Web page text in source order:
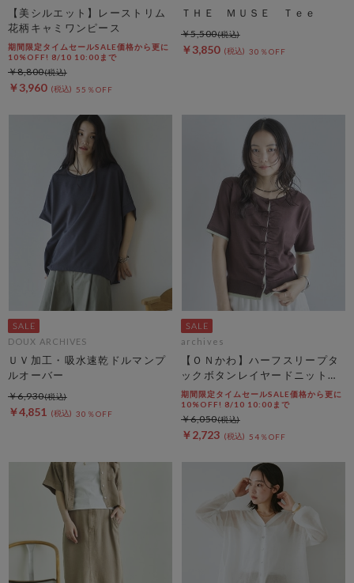
【美シルエット】レーストリム
花柄キャミワンピース
期間限定タイムセールSALE価格から更に
10%OFF! 8/10 10:00まで
￥3,960 55％OFF
￥8,800
ＴＨＥ ＭＵＳＥ Ｔｅｅ
￥3,850 30％OFF
￥5,500
DOUX ARCHIVES
ＵＶ加工・吸水速乾ドルマンプ
ルオーバー
￥4,851 30％OFF
￥6,930
archives
【ＯＮかわ】ハーフスリープタ
ックボタンレイヤードニットカ
ーディガン
期間限定タイムセールSALE価格から更に
10%OFF! 8/10 10:00まで
￥2,723 54％OFF
￥6,050